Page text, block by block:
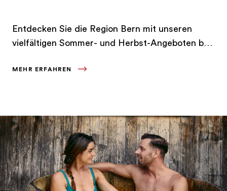
Entdecken Sie die Region Bern mit unseren
vielfältigen Sommer- und Herbst-Angeboten bei
kulinarischen Genussreise oder naturnahen
MEHR ERFAHREN